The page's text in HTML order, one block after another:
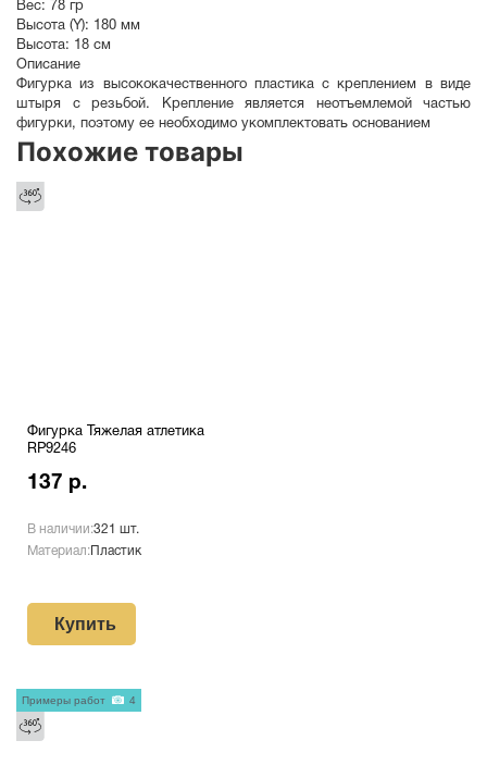
Вес: 78 гр
Высота (Y): 180 мм
Высота: 18 см
Описание
Фигурка из высококачественного пластика с креплением в виде
штыря с резьбой. Крепление является неотъемлемой частью
фигурки, поэтому ее необходимо укомплектовать основанием
Похожие товары
Фигурка Тяжелая атлетика
RP9246
137 р.
В наличии:321 шт.
Материал: Пластик
Купить
Примеры работ 4